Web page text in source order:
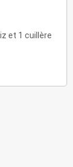
et 1 cuillère